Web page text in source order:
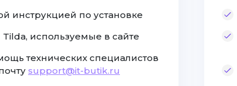
инструкцией по установке
используемые в сайте
технических специалистов
support@it-butik.ru